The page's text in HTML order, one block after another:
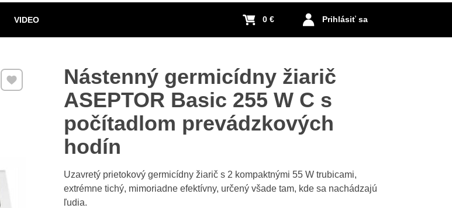
VIDEO Prihlásiť sa
0 €
Nástenný germicídny žiarič
ASEPTOR Basic 255 W C s
počítadlom prevádzkových
hodín
Uzavretý prietokový germicídny žiarič s 2 kompaktnými 55 W trubicami,
extrémne tichý, mimoriadne efektívny, určený všade tam, kde sa nachádzajú
ľudia.
Pridať k Obľúbeným